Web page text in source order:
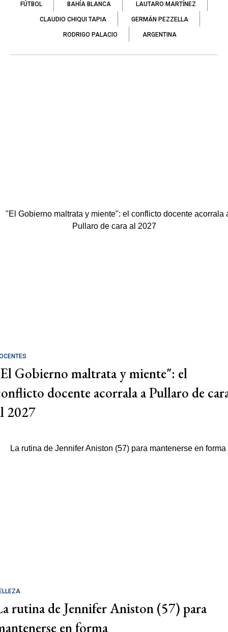
FÚTBOL BAHÍA BLANCA LAUTARO MARTÍNEZ
CLAUDIO CHIQUI TAPIA GERMÁN PEZZELLA
RODRIGO PALACIO ARGENTINA
Gobierno maltrata y miente": el
docente acorrala a Pullaro de
2027
rutina de Jennifer Aniston (57) para
en forma